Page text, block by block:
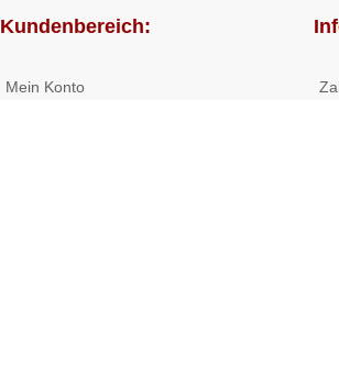
Kundenbereich:
Mein Konto